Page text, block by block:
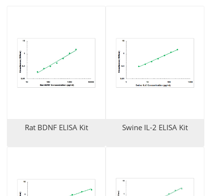
Rat BDNF ELISA Kit Swine IL-2 ELISA Kit